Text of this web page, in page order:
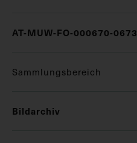
AT-MUW-FO-000670-0673
Sammlungsbereich
Bildarchiv